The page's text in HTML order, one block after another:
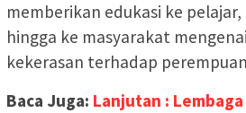
memberikan edukasi ke
hingga ke masyarakat
kekerasan terhadap
Baca Juga: Lanjutan :